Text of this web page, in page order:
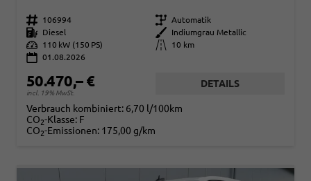
Fahrzeugnr. 106994 Getriebe Automatik
Kraftstoff
Diesel Außenfarbe
Indiumgrau Metallic
Leistung
110 kW (150 PS) Kilometerstand
10 km
01.08.2026
50.470,– €
incl. 19% MwSt.
DETAILS
Verbrauch kombiniert: 6,70 l/100km
CO2-Klasse: F
CO2-Emissionen: 175,00 g/km